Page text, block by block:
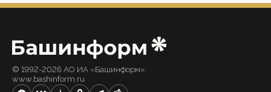
© 1992-2026 АО ИА «Башинформ».
www.bashinform.ru